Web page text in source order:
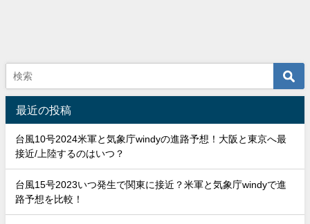
最近の投稿
台風10号2024米軍と気象庁windyの進路予想！大阪と東京へ最
接近/上陸するのはいつ？
台風15号2023いつ発生で関東に接近？米軍と気象庁windyで進
路予想を比較！